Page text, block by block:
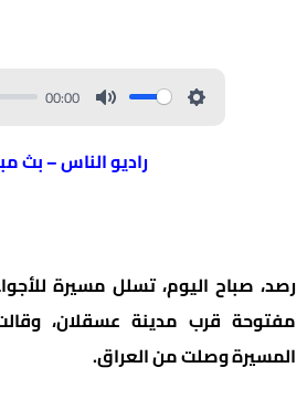
00:00
راديو الناس – بث مباشر
صباح اليوم، تسلل مسيرة
قرب مدينة عسقلان، وقالت
وصلت من العراق.